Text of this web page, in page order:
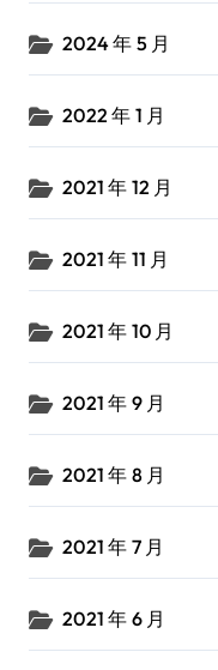
2024 年 5 月
2022 年 1 月
2021 年 12 月
2021 年 11 月
2021 年 10 月
2021 年 9 月
2021 年 8 月
2021 年 7 月
2021 年 6 月